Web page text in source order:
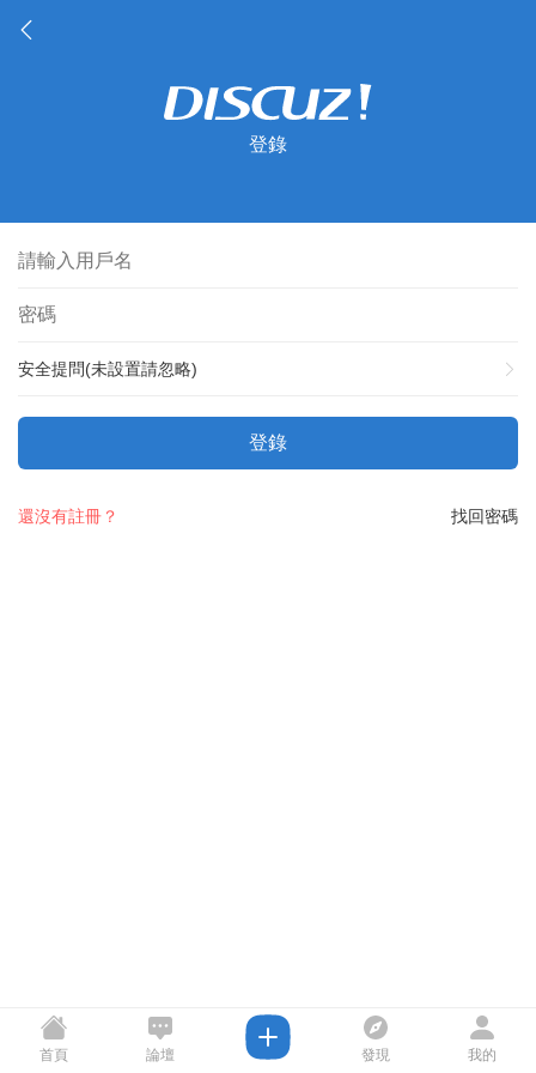
登錄
安全提問(未設置請忽略)
登錄
找回密碼
還沒有註冊？
首頁 論壇 發現 我的